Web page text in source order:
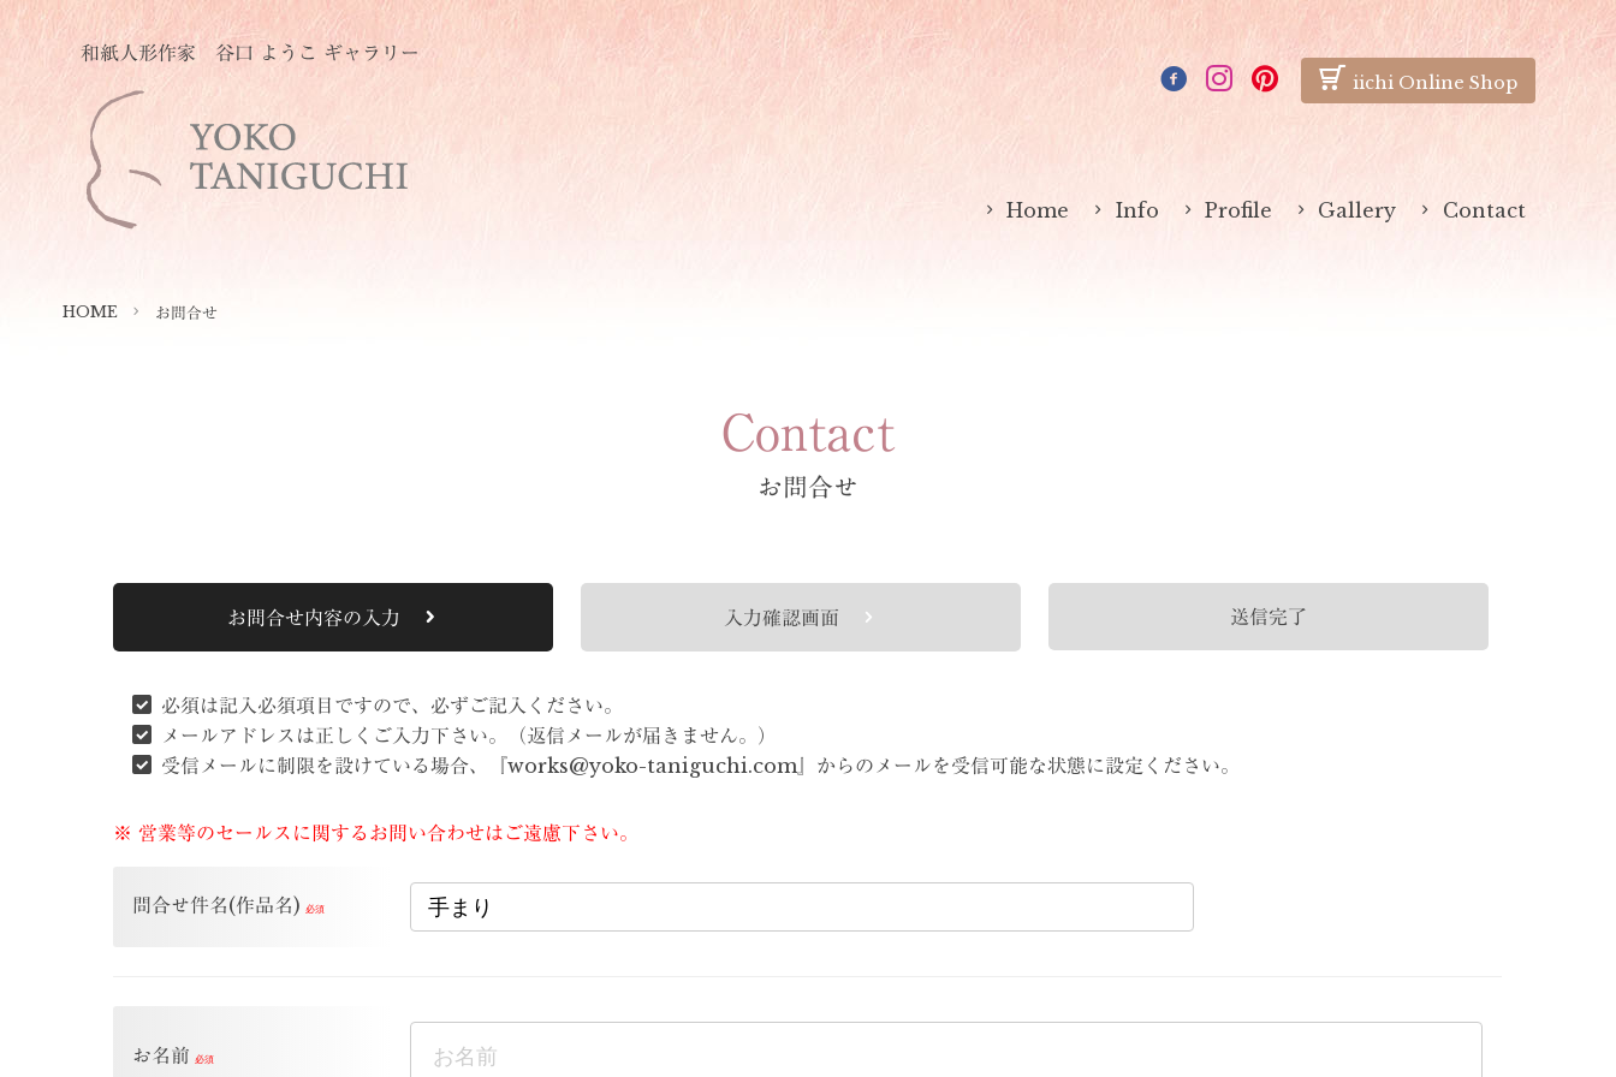
和紙人形作家 谷口 ようこ ギャラリー
iichi Online Shop
Home Info Profile Gallery Contact
HOME お問合せ
Contact
お問合せ
お問合せ内容の入力 入力確認画面 送信完了
必須は記入必須項目ですので、必ずご記入ください。
メールアドレスは正しくご入力下さい。（返信メールが届きません。）
受信メールに制限を設けている場合、『works@yoko-taniguchi.com』からのメールを受信可能な状態に設定ください。
※ 営業等のセールスに関するお問い合わせはご遠慮下さい。
問合せ件名(作品名)
お名前